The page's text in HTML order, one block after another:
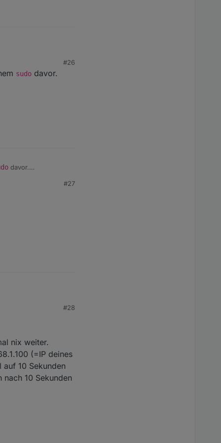
#26
sudo davor.
davor.
#27
#28
nix weiter.
(=IP deines
10 Sekunden
10 Sekunden